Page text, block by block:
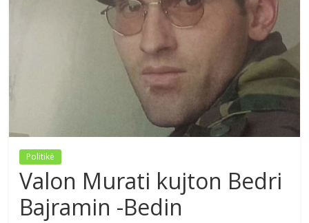
Politikë
Valon Murati kujton Bedri
Bajramin -Bedin